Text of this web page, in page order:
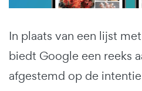
In plaats van een lijst
biedt Google een reeks
afgestemd op de